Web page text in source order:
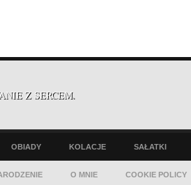
Z SERCEM.
OBIADY KOLACJE SAŁATKI
O MNIE COOKIE POLICY